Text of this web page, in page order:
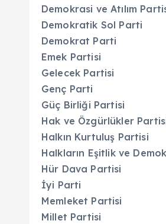
Demokrasi ve Atılım
Demokratik Sol Parti
Demokrat Parti
Emek Partisi
Gelecek Partisi
Genç Parti
Güç Birliği Partisi
Hak ve Özgürlükler
Halkın Kurtuluş Partisi
Halkların Eşitlik ve
Hür Dava Partisi
İyi Parti
Memleket Partisi
Millet Partisi